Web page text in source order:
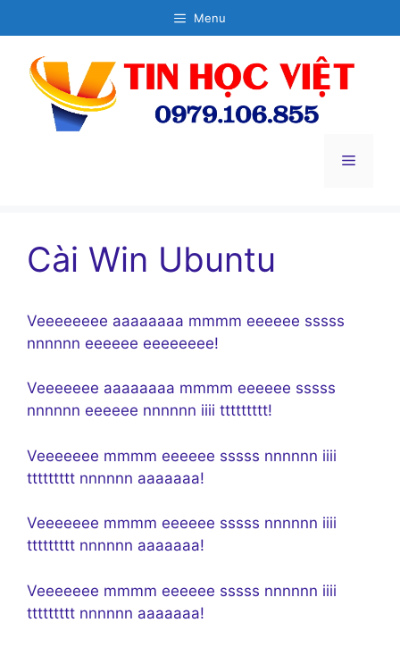
đến
dung
Menu
Menu
Cài Win Ubuntu
Veeeeeeee aaaaaaaa mmmm eeeeee sssss
nnnnnn eeeeee eeeeeeee!
Veeeeeee aaaaaaaa mmmm eeeeee sssss
nnnnnn eeeeee nnnnnn iiii ttttttttt!
Veeeeeee mmmm eeeeee sssss nnnnnn iiii
ttttttttt nnnnnn aaaaaaa!
Veeeeeee mmmm eeeeee sssss nnnnnn iiii
ttttttttt nnnnnn aaaaaaa!
Veeeeeee mmmm eeeeee sssss nnnnnn iiii
ttttttttt nnnnnn aaaaaaa!